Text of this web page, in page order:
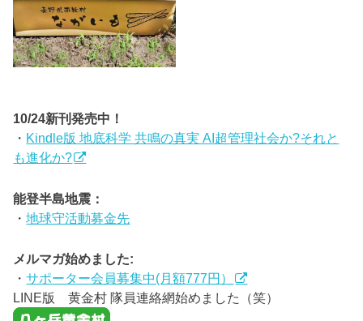
10/24新刊発売中！
・ Kindle版 地底科学 共鳴の真実 AI超管理社会か?それと
も進化か?
能登半島地震：
・地球守活動募金先
メルマガ始めました:
・サポーター会員募集中(月額777円）
LINE版 黄金村 隊員連絡網始めました（笑）